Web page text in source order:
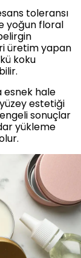
toleransı
yoğun floral
üretim yapan
koku
esnek hale
estetiği
sonuçlar
yükleme